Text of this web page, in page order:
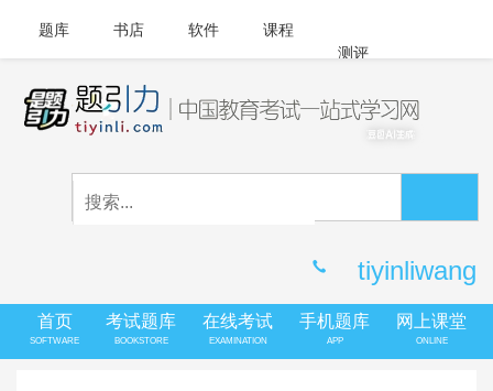
题库 书店 软件
课程
测评
APP下载
tiyinliwang
首页
SOFTWARE
考试题库
BOOKSTORE
在线考试
EXAMINATION
手机题库
APP
网上课堂
ONLINE